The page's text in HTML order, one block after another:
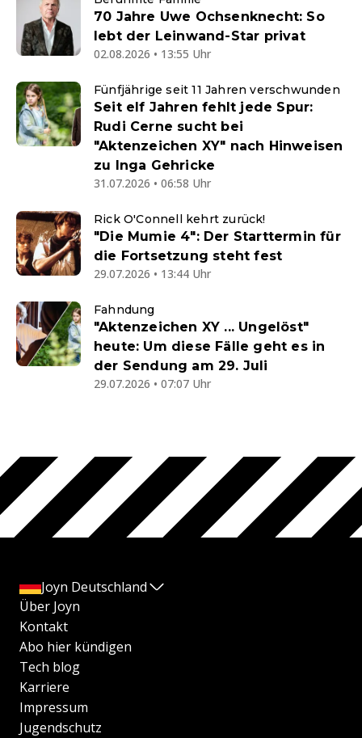
70 Jahre Uwe Ochsenknecht: So
lebt der Leinwand-Star privat
02.08.2026 • 13:55 Uhr
Fünfjährige seit 11 Jahren verschwunden
Seit elf Jahren fehlt jede Spur:
Rudi Cerne sucht bei
"Aktenzeichen XY" nach Hinweisen
zu Inga Gehricke
31.07.2026 • 06:58 Uhr
Rick O'Connell kehrt zurück!
"Die Mumie 4": Der Starttermin für
die Fortsetzung steht fest
29.07.2026 • 13:44 Uhr
Fahndung
"Aktenzeichen XY ... Ungelöst"
heute: Um diese Fälle geht es in
der Sendung am 29. Juli
29.07.2026 • 07:07 Uhr
Joyn Deutschland
Über Joyn
Kontakt
Abo hier kündigen
Tech blog
Karriere
Impressum
Jugendschutz